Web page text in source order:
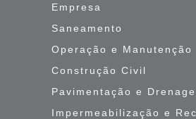
Empresa
Saneamento
Operação e Manutenção
Construção Civil
Pavimentação e
Impermeabilização e